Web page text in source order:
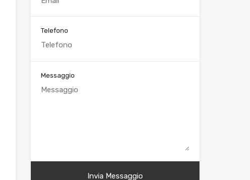
Telefono
Messaggio